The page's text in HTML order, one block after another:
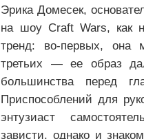
Эрика Домесек,
на шоу Craft Wars, как
тренд: во-первых, она
третьих — ее образ
большинства перед
Приспособлений для
энтузиаст
зависти, однако и